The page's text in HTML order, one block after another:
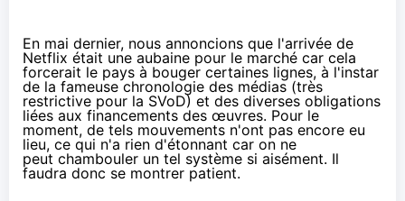
En mai dernier, nous annoncions que l'arrivée de
Netflix était une aubaine pour le marché car cela
forcerait le pays à bouger certaines lignes, à l'instar
de la fameuse chronologie des médias (très
restrictive pour la SVoD) et des diverses obligations
liées aux financements des œuvres. Pour le
moment, de tels mouvements n'ont pas encore eu
lieu, ce qui n'a rien d'étonnant car on ne
peut chambouler un tel système si aisément. Il
faudra donc se montrer patient.